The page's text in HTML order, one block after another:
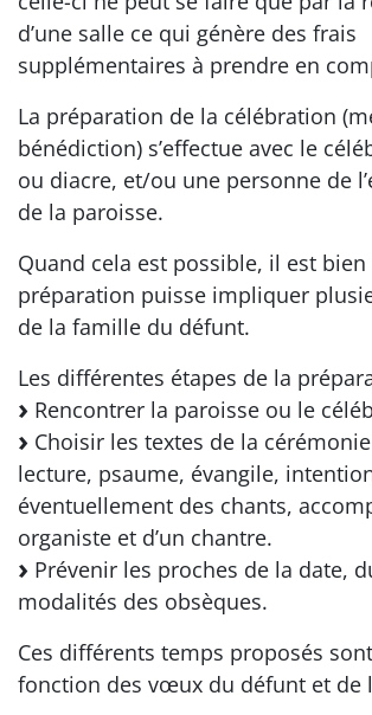
d’une salle ce qui génère des frais
supplémentaires à prendre en
La préparation de la célébration
bénédiction) s’effectue avec le
ou diacre, et/ou une personne de
de la paroisse.
Quand cela est possible, il est
préparation puisse impliquer
de la famille du défunt.
Les différentes étapes de la
Rencontrer la paroisse ou le
Choisir les textes de la
lecture, psaume, évangile,
éventuellement des chants,
organiste et d’un chantre.
Prévenir les proches de la date,
modalités des obsèques.
Ces différents temps proposés
fonction des vœux du défunt et de